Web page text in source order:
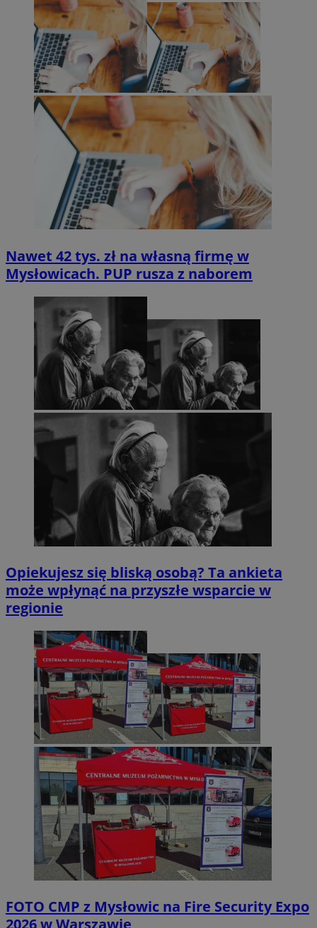
Nawet 42 tys. zł na własną firmę w
Mysłowicach. PUP rusza z naborem
Opiekujesz się bliską osobą? Ta ankieta
może wpłynąć na przyszłe wsparcie w
regionie
FOTO CMP z Mysłowic na Fire Security Expo
2026 w Warszawie